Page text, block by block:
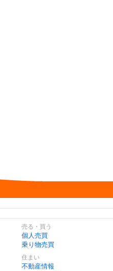
売る・買う
個人売買
乗り物売買
住まい
不動産情報